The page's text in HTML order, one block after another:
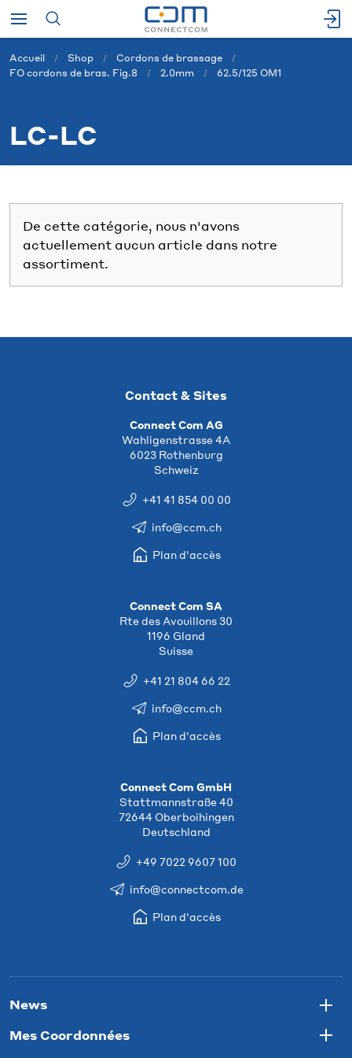
Accueil Shop
Cordons de brassage
FO cordons de bras. Fig.8
2.0mm 62.5/125 OM1
LC-LC
De cette catégorie, nous n'avons
actuellement aucun article dans notre
assortiment.
Contact & Sites
Connect Com AG
Wahligenstrasse 4A
6023 Rothenburg
Schweiz
+41 41 854 00 00
info@ccm.ch
Plan d'accès
Connect Com SA
Rte des Avouillons 30
1196 Gland
Suisse
+41 21 804 66 22
info@ccm.ch
Plan d'accès
Connect Com GmbH
Stattmannstraße 40
72644 Oberboihingen
Deutschland
+49 7022 9607 100
info@connectcom.de
Plan d'accès
News
Mes Coordonnées